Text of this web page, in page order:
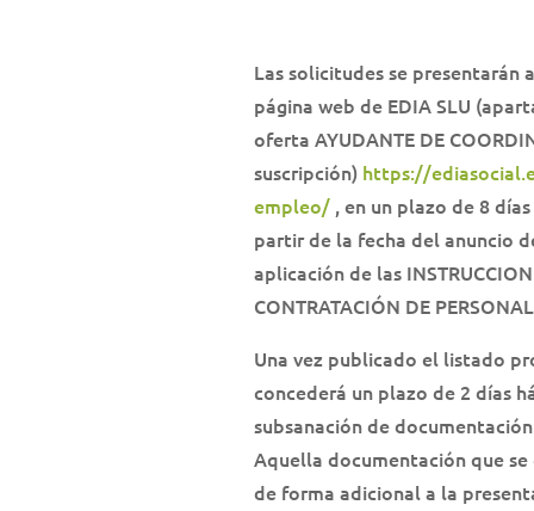
Las solicitudes se presentarán
página web de EDIA SLU
oferta AYUDANTE DE
suscripción) https://
empleo/ , en un plazo de 8
partir de la fecha del anuncio
aplicación de las
CONTRATACIÓN DE
Una vez publicado el listado
concederá un plazo de 2 días
subsanación de
Aquella documentación que
de forma adicional a la